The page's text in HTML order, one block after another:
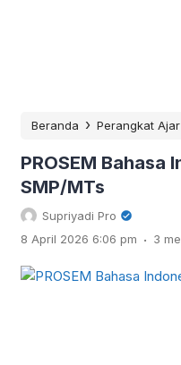
Beranda › Perangkat Ajar
PROSEM Bahasa
SMP/MTs
Supriyadi Pro
8 April 2026 6:06 pm . 3